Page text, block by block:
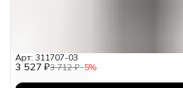
3 527 ₽3 712 ₽−5%
Арт: 311707-03